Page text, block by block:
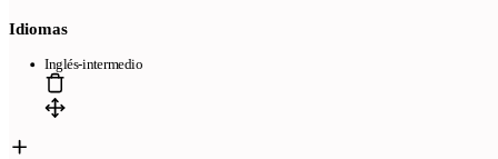
Idiomas
Inglés-intermedio